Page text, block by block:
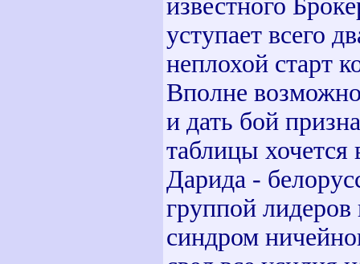
известного
уступает всего
неплохой старт
Вполне
и дать бой
таблицы
Дарида -
группой
синдром